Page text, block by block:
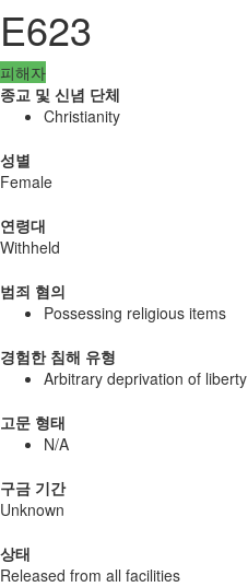
E623
피해자
종교 및 신념 단체
Christianity
성별
Female
연령대
Withheld
범죄 혐의
Possessing religious items
경험한 침해 유형
Arbitrary deprivation of liberty
고문 형태
N/A
구금 기간
Unknown
상태
Released from all facilities